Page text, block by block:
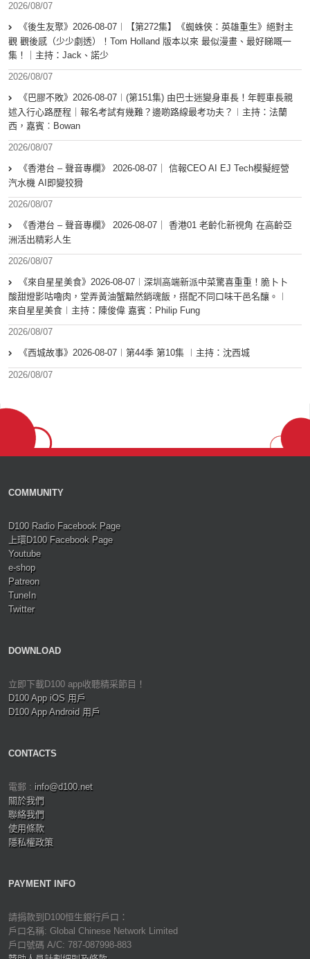
2026/08/07
《後生友聚》2026-08-07︱【第272集】《蜘蛛俠：英雄重生》絕對主
觀 觀後感（少少劇透）！Tom Holland 版本以來 最似漫畫、最好睇嘅一
集！｜主持：Jack、諾少
2026/08/07
《巴膠不敗》2026-08-07︱(第151集) 由巴士迷變身車長！年輕車長親
述入行心路歷程｜報名考試有幾難？邊啲路線最考功夫？︱主持：法蘭
西，嘉賓︰Bowan
2026/08/07
《香港台 – 聲音專欄》 2026-08-07｜ 信報CEO AI EJ Tech模擬經營
汽水機 AI即變狡猾
2026/08/07
《香港台 – 聲音專欄》 2026-08-07｜ 香港01 老齡化新視角 在高齡亞
洲活出精彩人生
2026/08/07
《來自星星美食》2026-08-07︱深圳高端新派中菜驚喜重重！脆卜卜
酸甜燈影咕嚕肉，堂弄黃油蟹黯然銷魂飯，搭配不同口味干邑名釀。︱
來自星星美食︱主持：陳俊偉 嘉賓：Philip Fung
2026/08/07
《西城故事》2026-08-07︱第44季 第10集 ︱主持：沈西城
2026/08/07
COMMUNITY
D100 Radio Facebook Page
上環D100 Facebook Page
Youtube
e-shop
Patreon
TuneIn
Twitter
DOWNLOAD
立即下載D100 app收聽精采節目！
D100 App iOS 用戶
D100 App Android 用戶
CONTACTS
電郵 : info@d100.net
關於我們
聯絡我們
使用條款
隱私權政策
PAYMENT INFO
請捐款到D100恒生銀行戶口：
戶口名稱: Global Chinese Network Limited
戶口號碼 A/C: 787-087998-883